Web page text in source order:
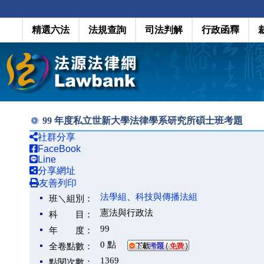
精選六法 法規查詢 司法判解 行政函釋
99 年度私立世新大學法律學系研究所碩士班考題
社群分享
FaceBook
Line
分享網址
友善列印
班＼組別： 法學組
科技與傳播法組
科 目：
憲法與行政法
年 度：
99
全卷點數：
0 點
1369